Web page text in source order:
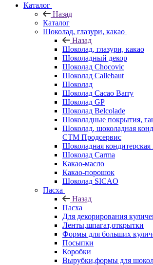
Каталог
Назад
Каталог
Шоколад, глазури, какао
Назад
Шоколад, глазури, какао
Шоколадный декор
Шоколад Chocovic
Шоколад Callebaut
Шоколад
Шоколад Cacao Barry
Шоколад GP
Шоколад Belcolade
Шоколадные покрытия,
Шоколад, шоколадная
СТМ Продсервис
Шоколадная кондитерская
Шоколад Carma
Какао-масло
Какао-порошок
Шоколад SICAO
Пасха
Назад
Пасха
Для декорирования
Ленты,шпагат,открытки
Формы для больших
Посыпки
Коробки
Вырубки,формы для